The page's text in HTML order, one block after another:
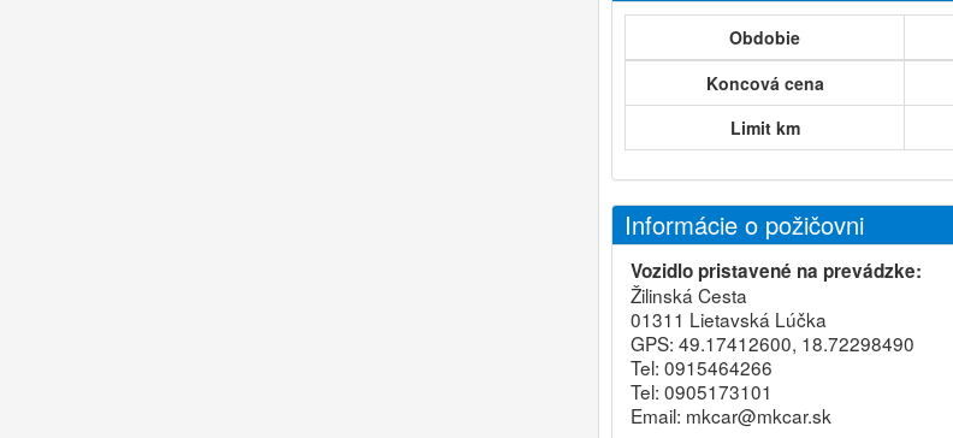
Obdobie
Koncová cena
Limit km
Informácie o požičovni
Vozidlo pristavené na prevádzke:
Žilinská Cesta
01311 Lietavská Lúčka
GPS: 49.17412600, 18.72298490
Tel: 0915464266
Tel: 0905173101
Email: mkcar@mkcar.sk